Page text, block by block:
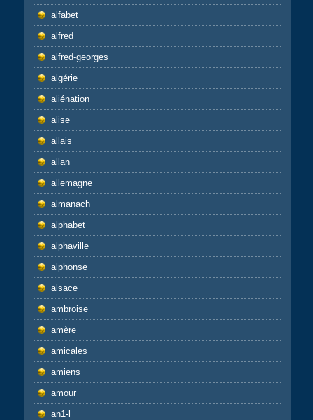
alfabet
alfred
alfred-georges
algérie
aliénation
alise
allais
allan
allemagne
almanach
alphabet
alphaville
alphonse
alsace
ambroise
amère
amicales
amiens
amour
an1-l